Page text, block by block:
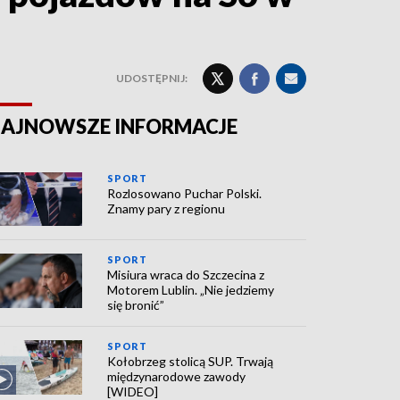
UDOSTĘPNIJ:
INFORMACJE
SPORT
Rozlosowano Puchar Polski.
Znamy pary z regionu
SPORT
Misiura wraca do Szczecina z
Motorem Lublin. „Nie jedziemy
się bronić”
SPORT
Kołobrzeg stolicą SUP. Trwają
międzynarodowe zawody
[WIDEO]